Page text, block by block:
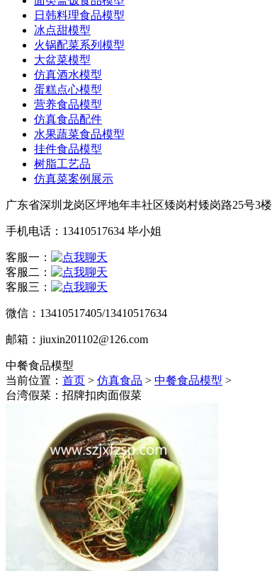
日韩料理食品模型
冰点甜模型
火锅配菜系列模型
大盆菜模型
仿真酒水模型
蛋糕点心模型
营养食品模型
仿真食品配件
水果蔬菜食品模型
挂件食品模型
树脂工艺品
仿真菜案例展示
广东省深圳龙岗区坪地年丰社区矮岗村矮岗路25号3楼
手机电话：13410517634 毕小姐
客服一：
客服二：
客服三：
微信：13410517405/13410517634
邮箱：jiuxin201102@126.com
中餐食品模型
当前位置： 首页 > 仿真食品 > 中餐食品模型 >
台湾假菜：招牌扣肉面假菜